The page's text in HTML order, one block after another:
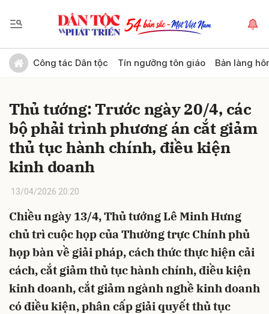
Công tác Dân tộc Tín ngưỡng tôn giáo Bản làng
Thủ tướng: Trước ngày 20/4, các
bộ phải trình phương án cắt giảm
thủ tục hành chính, điều kiện
kinh doanh
13/04/2026 20:20
Chiều ngày 13/4, Thủ tướng Lê Minh Hưng
chủ trì cuộc họp của Thường trực Chính phủ
họp bàn về giải pháp, cách thức thực hiện cải
cách, cắt giảm thủ tục hành chính, điều kiện
kinh doanh, cắt giảm ngành nghề kinh doanh
có điều kiện, phân cấp giải quyết thủ tục
Gửi bình luận